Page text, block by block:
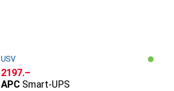
USV
CHF
2197.–
APC Smart-UPS